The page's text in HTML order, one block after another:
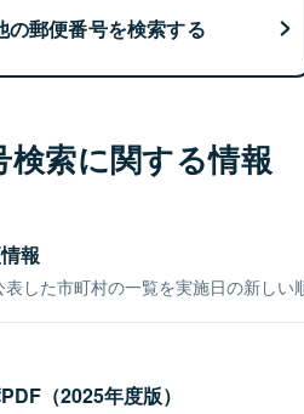
の郵便番号を検索する
検索に関する情報
報
した市町村の一覧を実施日の新しい
（2025年度版）